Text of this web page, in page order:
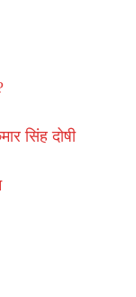
सिंह दोषी